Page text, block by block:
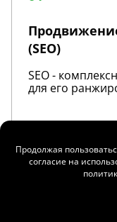
(SEO)
(SEO)
SEO -
для его
Продолжая
согласие на